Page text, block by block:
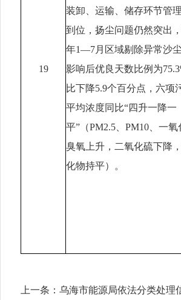
19
装卸、运输、储存环节管
到位，扬尘问题仍然突出
年1—7月区域剔除异常沙
影响后优良天数比例为
比下降5.9个百分点，六项
平均浓度同比“四升一降一
平”（PM2.5、PM10、一氧
臭氧上升，二氧化硫下降
化物持平）。
上一条： 乌海市能源局依法分类处理